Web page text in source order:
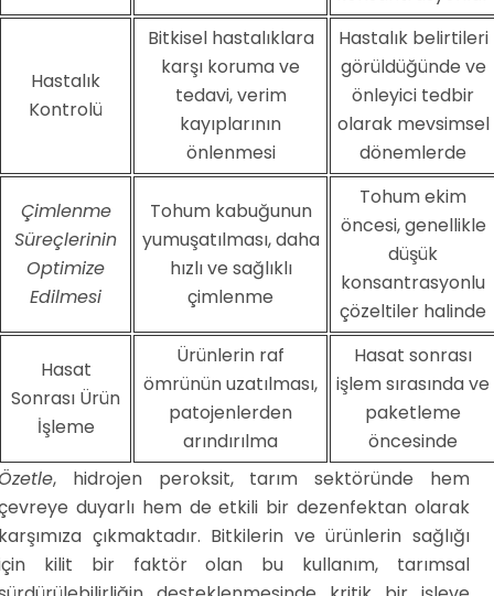
Hastalık
Kontrolü
Bitkisel hastalıklara
karşı koruma ve
tedavi, verim
kayıplarının
önlenmesi
Hastalık belirtileri
görüldüğünde ve
önleyici tedbir
olarak mevsimsel
dönemlerde
Çimlenme
Süreçlerinin
Optimize
Edilmesi
Tohum kabuğunun
yumuşatılması, daha
hızlı ve sağlıklı
çimlenme
Tohum ekim
öncesi, genellikle
düşük
konsantrasyonlu
çözeltiler halinde
Hasat
Sonrası Ürün
İşleme
Ürünlerin raf
ömrünün uzatılması,
patojenlerden
arındırılma
Hasat sonrası
işlem sırasında ve
paketleme
öncesinde
, hidrojen peroksit, tarım sektöründe hem
duyarlı hem de etkili bir dezenfektan olarak
çıkmaktadır. Bitkilerin ve ürünlerin sağlığı
kilit bir faktör olan bu kullanım, tarımsal